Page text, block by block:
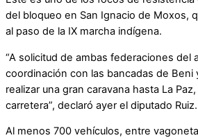
del bloqueo en San Ignacio de Moxos,
al paso de la IX marcha indígena.
“A solicitud de ambas federaciones del
coordinación con las bancadas de Beni
realizar una gran caravana hasta La
carretera”, declaró ayer el diputado Ruiz.
Al menos 700 vehículos, entre